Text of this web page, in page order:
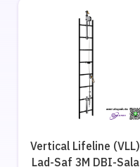
Vertical Lifeline (VLL)
Lad-Saf 3M DBI-Sala